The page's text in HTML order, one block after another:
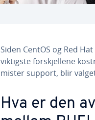
Siden CentOS og Red
viktigste forskjellene
mister support, blir
Hva er den